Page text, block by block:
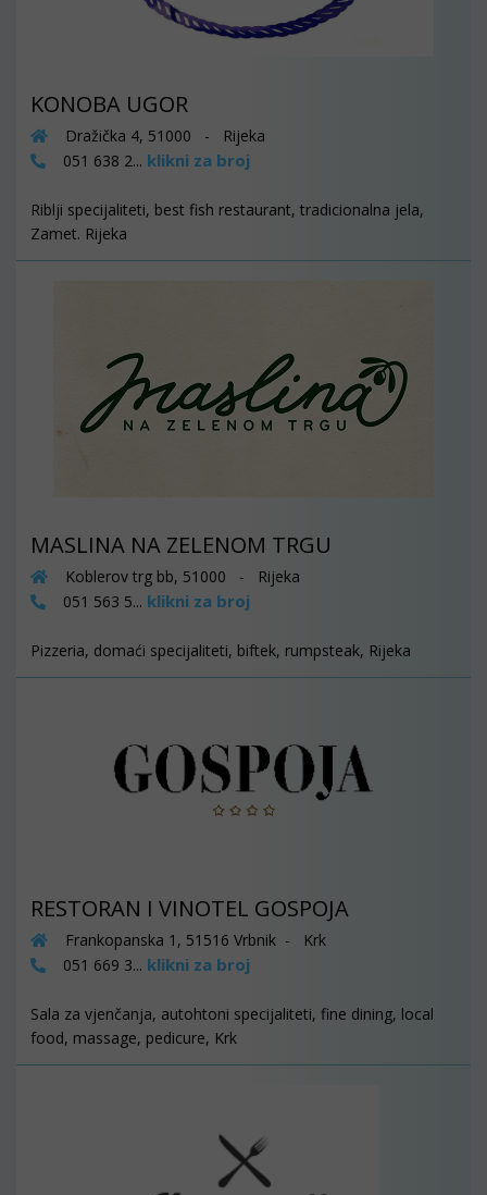
KONOBA UGOR
Dražička 4, 51000 - Rijeka
051 638 2... klikni za broj
Riblji specijaliteti, best fish restaurant, tradicionalna jela,
Zamet. Rijeka
MASLINA NA ZELENOM TRGU
Koblerov trg bb, 51000 - Rijeka
051 563 5... klikni za broj
Pizzeria, domaći specijaliteti, biftek, rumpsteak, Rijeka
RESTORAN I VINOTEL GOSPOJA
Frankopanska 1, 51516 Vrbnik - Krk
051 669 3... klikni za broj
Sala za vjenčanja, autohtoni specijaliteti, fine dining, local
food, massage, pedicure, Krk